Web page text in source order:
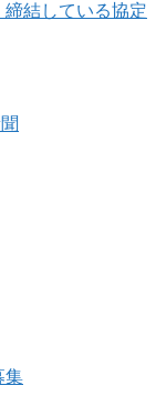
結している協定
集